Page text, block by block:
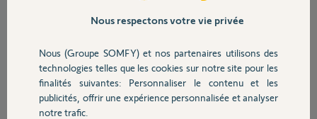
Sécurité
Domotique
Pouvez vous la réinitialiser ?
Mikaël B.
il y a presque 2 ans
Nous respectons votre vie privée
Nous (Groupe SOMFY) et nos partenaires utilisons des
technologies telles que les cookies sur notre site pour les
finalités suivantes: Personnaliser le contenu et les
publicités, offrir une expérience personnalisée et analyser
notre trafic.